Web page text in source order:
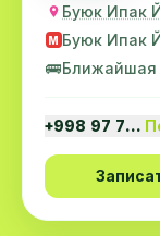
Буюк Ипак
M Буюк Ипак
🚌Ближайшая
+998 97 7…